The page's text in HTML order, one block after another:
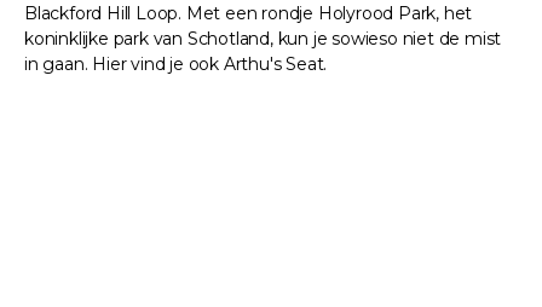
Blackford Hill Loop. Met een rondje Holyrood Park, het
koninklijke park van Schotland, kun je sowieso niet de mist
in gaan. Hier vind je ook Arthu's Seat.